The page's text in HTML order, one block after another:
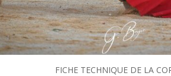
FICHE TECHNIQUE DE LA